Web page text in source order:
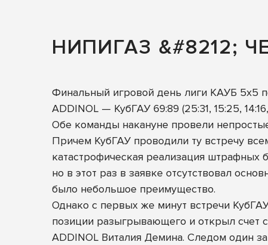
НИПИГАЗ &#8212;
Финальный игровой день лиги КАУБ 5х5
ADDINOL — КубГАУ 69:89 (25:31, 15:25, 14:16,
Обе команды накануне провели
Причем КубГАУ проводили ту встречу
катастрофическая реализация штрафных
но в этот раз в заявке отсутствовал
было небольшое преимущество.
Однако с первых же минут встречи
позиции разыгрывающего и открыл счет
ADDINOL Виталия Демина. Следом один